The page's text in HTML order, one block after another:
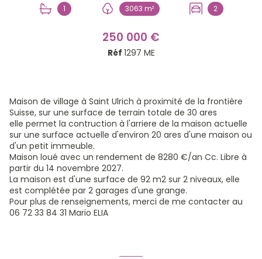
1 3063 m² 2
250 000 €
Réf 1297 ME
Maison de village à Saint Ulrich à proximité de la frontière
Suisse, sur une surface de terrain totale de 30 ares
elle permet la contruction à l'arriere de la maison actuelle
sur une surface actuelle d'environ 20 ares d'une maison ou
d'un petit immeuble.
Maison loué avec un rendement de 8280 €/an Cc. Libre à
partir du 14 novembre 2027.
La maison est d'une surface de 92 m2 sur 2 niveaux, elle
est complétée par 2 garages d'une grange.
Pour plus de renseignements, merci de me contacter au
06 72 33 84 31 Mario ELIA